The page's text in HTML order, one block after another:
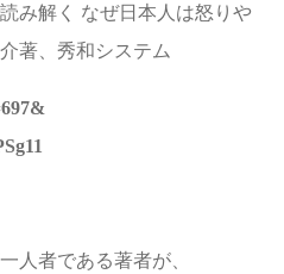
み解く なぜ日本人は怒りや
著、秀和システム
人者である著者が、